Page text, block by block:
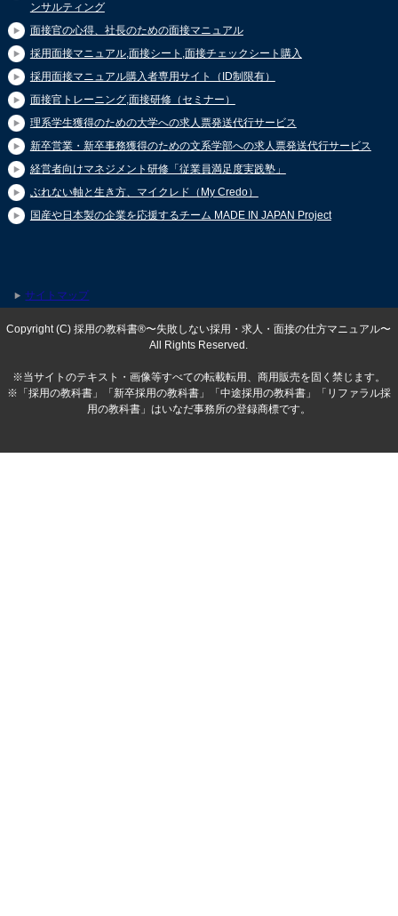
ンサルティング
面接官の心得、社長のための面接マニュアル
採用面接マニュアル,面接シート,面接チェックシート購入
採用面接マニュアル購入者専用サイト（ID制限有）
面接官トレーニング,面接研修（セミナー）
理系学生獲得のための大学への求人票発送代行サービス
新卒営業・新卒事務獲得のための文系学部への求人票発送代行サービス
経営者向けマネジメント研修「従業員満足度実践塾」
ぶれない軸と生き方、マイクレド（My Credo）
国産や日本製の企業を応援するチーム MADE IN JAPAN Project
サイトマップ
Copyright (C) 採用の教科書®〜失敗しない採用・求人・面接の仕方マニュアル〜
All Rights Reserved.
※当サイトのテキスト・画像等すべての転載転用、商用販売を固く禁じます。
※「採用の教科書」「新卒採用の教科書」「中途採用の教科書」「リファラル採
用の教科書」はいなだ事務所の登録商標です。